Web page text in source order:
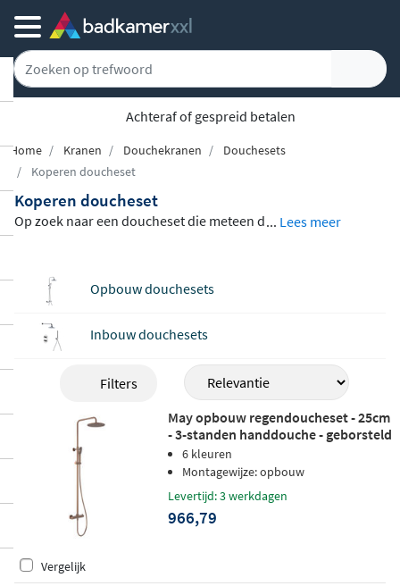
Achteraf of gespreid betalen
Home Kranen Douchekranen
Douchesets
Koperen doucheset
Koperen doucheset
Op zoek naar een doucheset die meteen d
gse badkamer, en dat is geen toeval. De w
uiteenlopende interieurstijlen, van indust
rieel tot klassiek en van minimalistisch tot
landelijk. Ontdek ons assortiment kopere
n douchesets en geef uw badkamer een ui
... Lees meer
Opbouw douchesets
Inbouw douchesets
Filters
May opbouw regendoucheset - 25cm
- 3-standen handdouche - geborsteld
mat koper PVD
6 kleuren
Montagewijze: opbouw
Levertijd: 3 werkdagen
966,79
Vergelijk